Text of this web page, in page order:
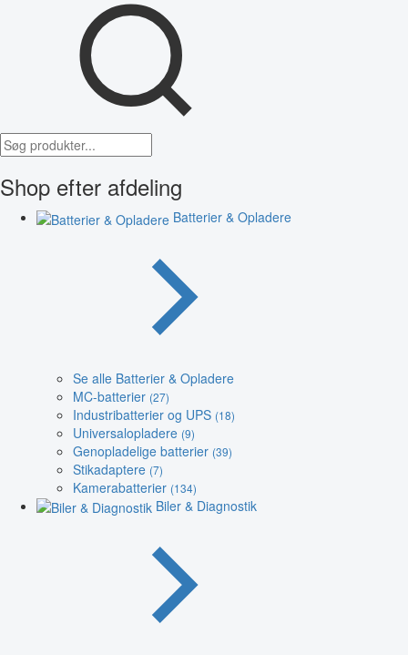
Shop efter afdeling
Batterier & Opladere
Se alle Batterier & Opladere
MC-batterier (27)
Industribatterier og UPS (18)
Universalopladere (9)
Genopladelige batterier (39)
Stikadaptere (7)
Kamerabatterier (134)
Biler & Diagnostik